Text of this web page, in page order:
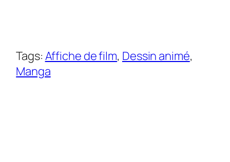
Tags: Affiche de film, Dessin animé
Manga